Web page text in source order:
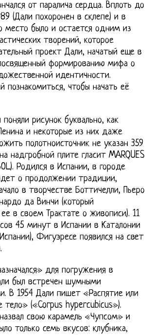
от паралича сердца. Вплоть до
(Дали похоронен в склепе) и в
место было и остается одним из
творений, которое
проект Дали, начатый еще в
формированию мифа о
идентичности.
познакомиться, чтобы начать её
рисунок буквально, как
и некоторые из них даже
полотноисточник не указан 359
надгробной плите гласит MARQUES
Родился в Испании, в городе
о продолжении традиции,
в творчестве Боттичелли, Пьеро
да Винчи (который
в своем Трактате о живописи). 11
45 минут в Испании в Каталонии
Фигуэресе появился на свет
для погружения в
был встречен шумными
В 1954 Дали пишет «Распятие или
тело» («Corpus hypercubicus»).
свою карамель «Чупсом» и
только семь вкусов: клубника,